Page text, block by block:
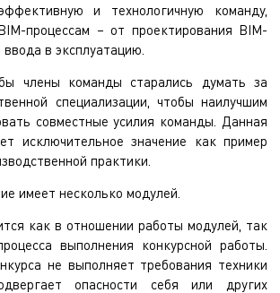
и технологичную команду,
процессам – от проектирования BIM-
в эксплуатацию.
члены команды старались думать за
специализации, чтобы наилучшим
совместные усилия команды. Данная
исключительное значение как пример
практики.
имеет несколько модулей.
как в отношении работы модулей, так
выполнения конкурсной работы.
не выполняет требования техники
опасности себя или других